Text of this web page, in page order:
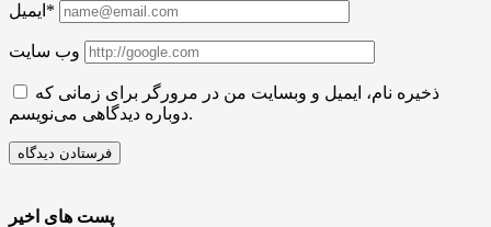
ایمیل*
وب سایت
ذخیره نام، ایمیل و وبسایت من در مرورگر برای زمانی که
دوباره دیدگاهی می‌نویسم.
پست های اخیر